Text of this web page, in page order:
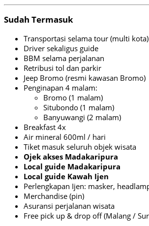
Sudah Termasuk
Transportasi selama tour (multi kota)
Driver sekaligus guide
BBM selama perjalanan
Retribusi tol dan parkir
Jeep Bromo (resmi kawasan Bromo)
Penginapan 4 malam:
Bromo (1 malam)
Situbondo (1 malam)
Banyuwangi (2 malam)
Breakfast 4x
Air mineral 600ml / hari
Tiket masuk seluruh objek wisata
Ojek akses Madakaripura
Local guide Madakaripura
Local guide Kawah Ijen
Perlengkapan Ijen: masker,
Merchandise (pin)
Asuransi perjalanan wisata
Free pick up & drop off (Malang /